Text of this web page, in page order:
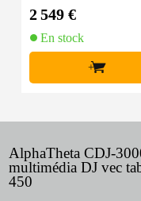
2 549 €
En stock
+
AlphaTheta CDJ-
multimédia DJ vec
450